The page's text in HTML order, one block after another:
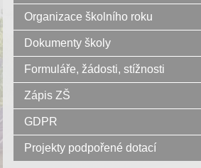
Organizace školního roku
Dokumenty školy
Formuláře, žádosti, stížnosti
Zápis ZŠ
GDPR
Projekty podpořené dotací